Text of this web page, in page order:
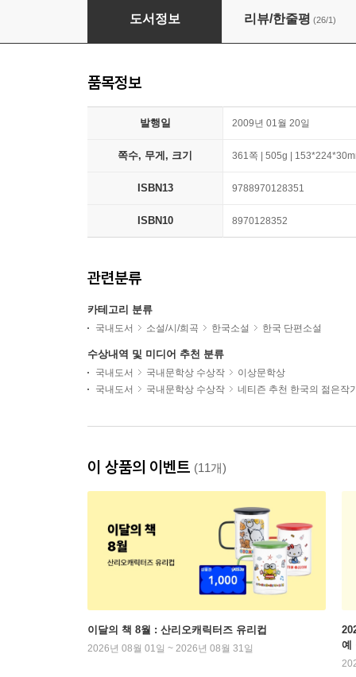
산책하는 이들의 다섯 가지 즐거움
도서정보 리뷰/한줄평 (26/1)
품목정보
발행일 2009년 01월 20일
쪽수, 무게, 크기 361쪽 | 505g |
ISBN13 9788970128351
ISBN10 8970128352
관련분류
카테고리 분류
국내도서 소설/시/희곡 한국소설 한국 단편소설
수상내역 및 미디어 추천 분류
국내도서 국내문학상 수상작
이상문학상
국내도서
국내문학상 수상작 네티즌 추천 한국의 젊은작
이 상품의 이벤트 (11개)
이달의 책 8월 : 산리오캐릭터즈 유리컵
2026년 08월 01일 ~ 2026년 08월 31일
예